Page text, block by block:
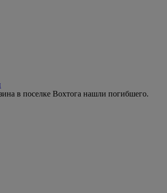
в поселке Вохтога нашли погибшего.